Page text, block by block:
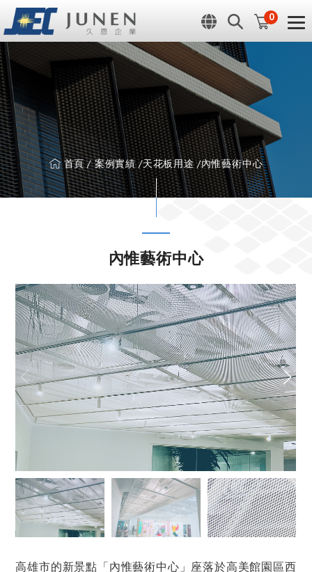
0
首頁 案例實績 天花板用途 內惟藝術中心
內惟藝術中心
高雄市的新景點「內惟藝術中心」座落於高美館園區西
Cookie管理面板